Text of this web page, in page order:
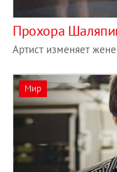
Прохора
Артист изменяет
Мир